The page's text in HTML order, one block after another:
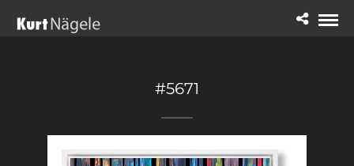
#5671